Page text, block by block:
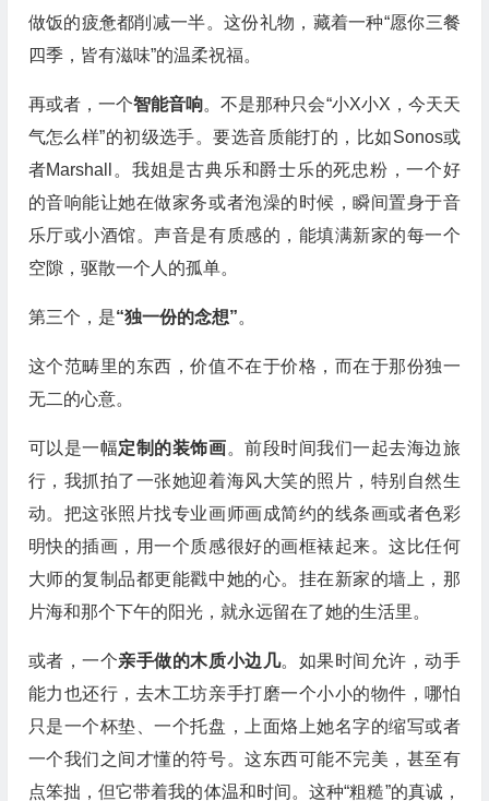
做饭的疲惫都削减一半。这份礼物，藏着一种“愿你三餐
四季，皆有滋味”的温柔祝福。
再或者，一个智能音响。不是那种只会“小X小X，今天天
气怎么样”的初级选手。要选音质能打的，比如Sonos或
者Marshall。我姐是古典乐和爵士乐的死忠粉，一个好
的音响能让她在做家务或者泡澡的时候，瞬间置身于音
乐厅或小酒馆。声音是有质感的，能填满新家的每一个
空隙，驱散一个人的孤单。
第三个，是“独一份的念想”。
这个范畴里的东西，价值不在于价格，而在于那份独一
无二的心意。
可以是一幅定制的装饰画。前段时间我们一起去海边旅
行，我抓拍了一张她迎着海风大笑的照片，特别自然生
动。把这张照片找专业画师画成简约的线条画或者色彩
明快的插画，用一个质感很好的画框裱起来。这比任何
大师的复制品都更能戳中她的心。挂在新家的墙上，那
片海和那个下午的阳光，就永远留在了她的生活里。
或者，一个亲手做的木质小边几。如果时间允许，动手
能力也还行，去木工坊亲手打磨一个小小的物件，哪怕
只是一个杯垫、一个托盘，上面烙上她名字的缩写或者
一个我们之间才懂的符号。这东西可能不完美，甚至有
点笨拙，但它带着我的体温和时间。这种“粗糙”的真诚，